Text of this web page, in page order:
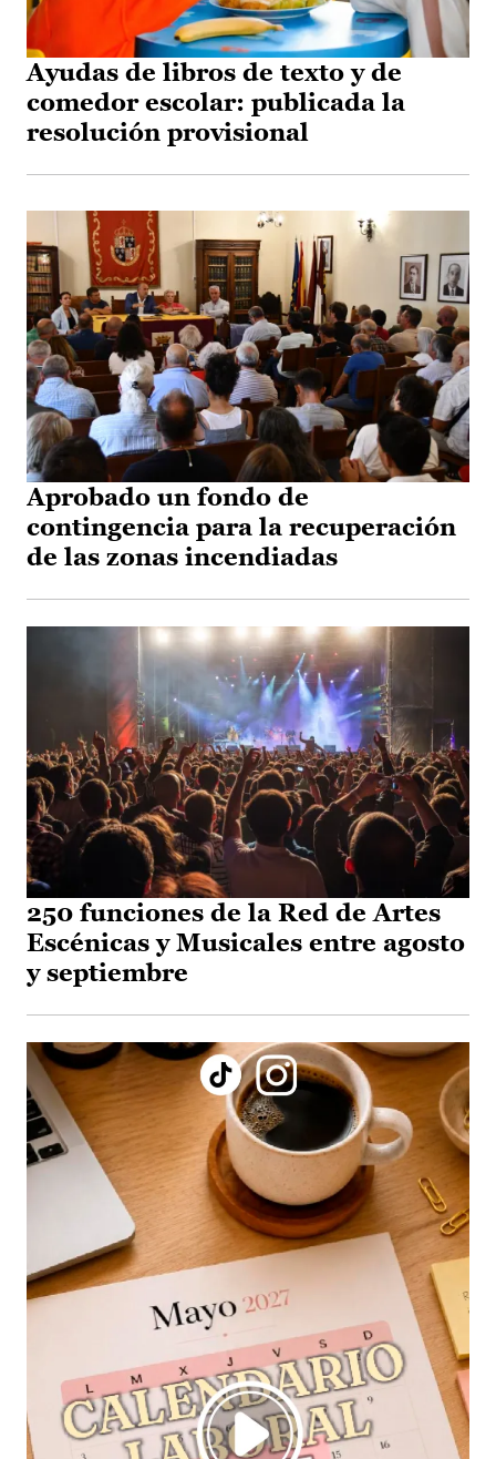
Ayudas de libros de texto y de
comedor escolar: publicada la
resolución provisional
Aprobado un fondo de
contingencia para la recuperación
de las zonas incendiadas
250 funciones de la Red de Artes
Escénicas y Musicales entre agosto
y septiembre